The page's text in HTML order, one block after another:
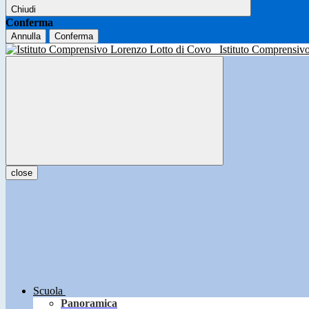
Chiudi
Conferma
Annulla Conferma
Istituto
close
Scuola
Panoramica